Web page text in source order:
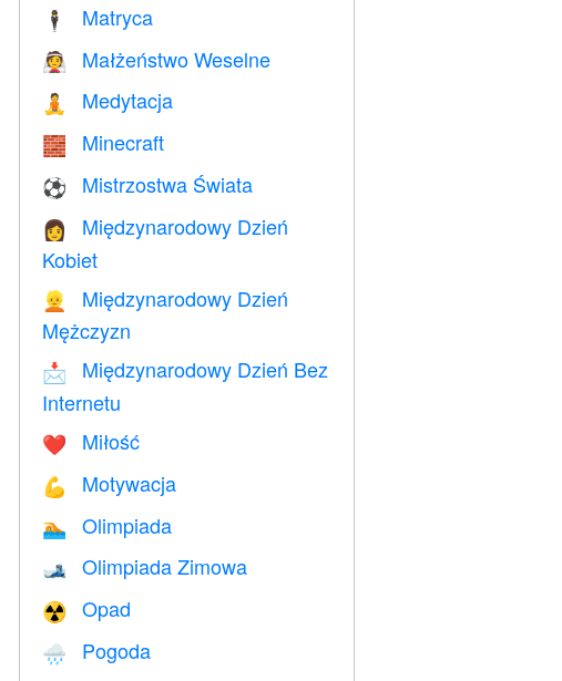
🕴️ Matryca
👰 Małżeństwo Weselne
🧘 Medytacja
🧱 Minecraft
⚽ Mistrzostwa Świata
👩
Międzynarodowy Dzień
Kobiet
👱
Międzynarodowy Dzień
Mężczyzn
📩
Międzynarodowy Dzień Bez
Internetu
❤️️ Miłość
💪 Motywacja
🏊 Olimpiada
🎿 Olimpiada Zimowa
☢️ Opad
🌧
Pogoda